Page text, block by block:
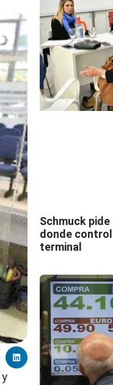
Schmuck
donde
terminal